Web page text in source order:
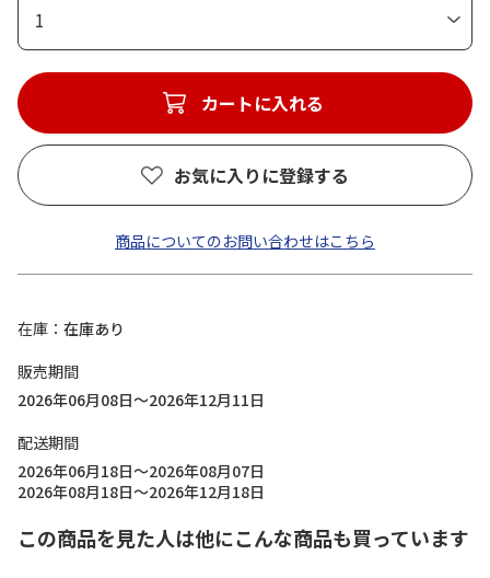
1
カートに入れる
お気に入りに登録する
商品についてのお問い合わせはこちら
在庫
在庫あり
販売期間
2026年06月08日～2026年12月11日
配送期間
2026年06月18日～2026年08月07日
2026年08月18日～2026年12月18日
この商品を見た人は他にこんな商品も買っています